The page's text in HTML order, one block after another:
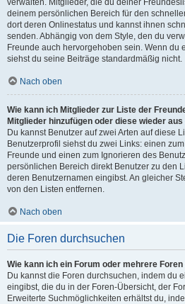
verwalten. Mitglieder, die du deiner
deinem persönlichen Bereich für den
dort deren Onlinestatus und kannst ihnen
senden. Abhängig von dem Style, den du
Freunde auch hervorgehoben sein. Wenn du
siehst du seine Beiträge standardmäßig nicht.
Nach oben
Wie kann ich Mitglieder zur Liste der
Mitglieder hinzufügen oder diese wieder
Du kannst Benutzer auf zwei Arten auf diese
Benutzerprofil siehst du zwei Links: einen
Freunde und einen zum Ignorieren des
persönlichen Bereich direkt Benutzer zu den
deren Benutzernamen eingibst. An gleicher
von den Listen entfernen.
Nach oben
Die Foren durchsuchen
Wie kann ich ein Forum oder mehrere
Du kannst die Foren durchsuchen, indem du
eingibst, die du in der Foren-Übersicht, der
Erweiterte Suchmöglichkeiten erhältst du,